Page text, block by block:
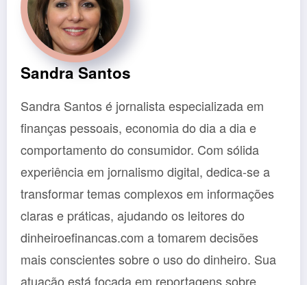
Sandra Santos
Sandra Santos é jornalista especializada em
finanças pessoais, economia do dia a dia e
comportamento do consumidor. Com sólida
experiência em jornalismo digital, dedica-se a
transformar temas complexos em informações
claras e práticas, ajudando os leitores do
dinheiroefinancas.com a tomarem decisões
mais conscientes sobre o uso do dinheiro. Sua
atuação está focada em reportagens sobre